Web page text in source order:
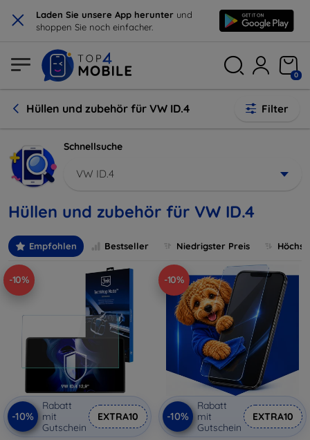
× Laden Sie unsere App herunter und
shoppen Sie noch einfacher.
0
Hüllen und zubehör für VW ID.4 Filter
Schnellsuche
VW ID.4
Hüllen und zubehör für VW ID.4
Empfohlen Bestseller Niedrigster Preis
-10%
-10%
Rabatt
mit
Gutschein
EXTRA10
-10%
-10%
Rabatt
mit
Gutschein
EXTRA10